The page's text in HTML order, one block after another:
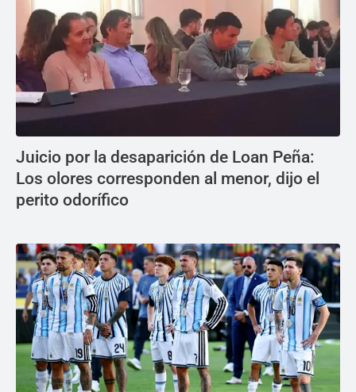
Juicio por la desaparición de Loan Peña:
Los olores corresponden al menor, dijo el
perito odorífico